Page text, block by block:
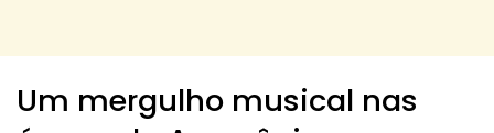
Um mergulho musical nas